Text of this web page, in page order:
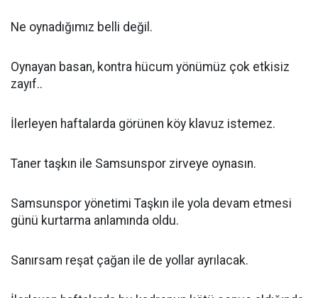
Ne oynadığımız belli değil.
Oynayan basan, kontra hücum yönümüz çok etkisiz
zayıf..
İlerleyen haftalarda görünen köy klavuz istemez.
Taner taşkın ile Samsunspor zirveye oynasın.
Samsunspor yönetimi Taşkın ile yola devam etmesi
günü kurtarma anlamında oldu.
Sanırsam reşat çağan ile de yollar ayrılacak.